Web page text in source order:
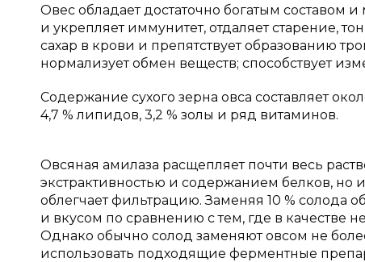
Овес обладает достаточно богатым
и укрепляет иммунитет, отдаляет старение,
сахар в крови и препятствует образованию
нормализует обмен веществ; способствует
Содержание сухого зерна овса составляет
4,7 % липидов, 3,2 % золы и ряд витаминов.
Овсяная амилаза расщепляет почти весь
экстрактивностью и содержанием белков, но
облегчает фильтрацию. Заменяя 10 %
и вкусом по сравнению с тем, где в качестве
Однако обычно солод заменяют овсом не
использовать подходящие ферментные